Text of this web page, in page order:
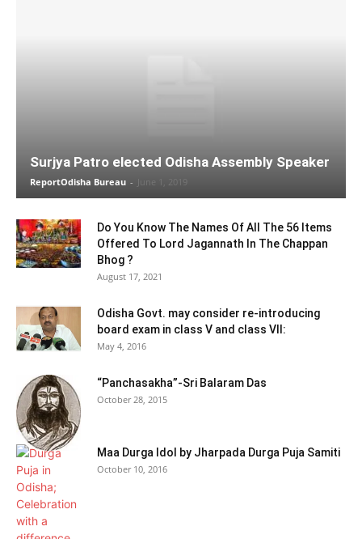
Surjya Patro elected Odisha Assembly Speaker
ReportOdisha Bureau - June 1, 2019
Do You Know The Names Of All The 56 Items
Offered To Lord Jagannath In The Chappan
Bhog ?
August 17, 2021
Odisha Govt. may consider re-introducing
board exam in class V and class VII:
May 4, 2016
“Panchasakha”-Sri Balaram Das
October 28, 2015
Maa Durga Idol by Jharpada Durga Puja Samiti
October 10, 2016